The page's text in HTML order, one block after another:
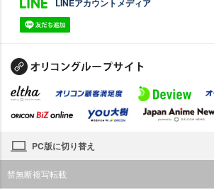
LINEアカウントメディア
PC版に切り替え
禁無断複写転載